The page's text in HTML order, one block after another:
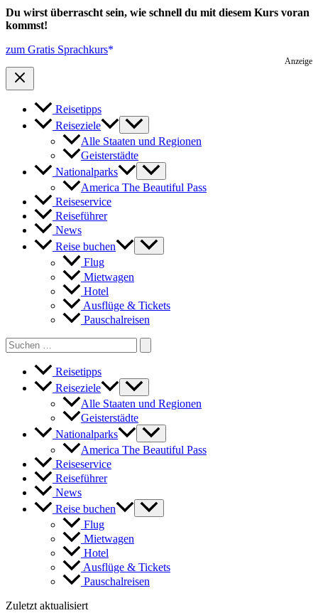
Du wirst überrascht sein, wie schnell du mit diesem Kurs voran
kommst!
zum Gratis Sprachkurs
Anzeige
Reisetipps
Reiseziele
Alle Staaten und Regionen
Geisterstädte
Nationalparks
America The Beautiful Pass
Reiseservice
Reiseführer
News
Reise buchen
Flug
Mietwagen
Hotel
Ausflüge & Tickets
Pauschalreisen
Search
for:
Reisetipps
Reiseziele
Alle Staaten und Regionen
Geisterstädte
Nationalparks
America The Beautiful Pass
Reiseservice
Reiseführer
News
Reise buchen
Flug
Mietwagen
Hotel
Ausflüge & Tickets
Pauschalreisen
Zuletzt aktualisiert